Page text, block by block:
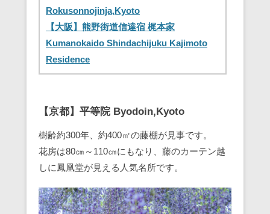
Rokusonnojinja,Kyoto
【大阪】熊野街道信達宿 梶本家
Kumanokaido Shindachijuku Kajimoto
Residence
【京都】平等院 Byodoin,Kyoto
樹齢約300年、約400㎡の藤棚が見事です。
花房は80㎝～110㎝にもなり、藤のカーテン越
しに鳳凰堂が見える人気名所です。